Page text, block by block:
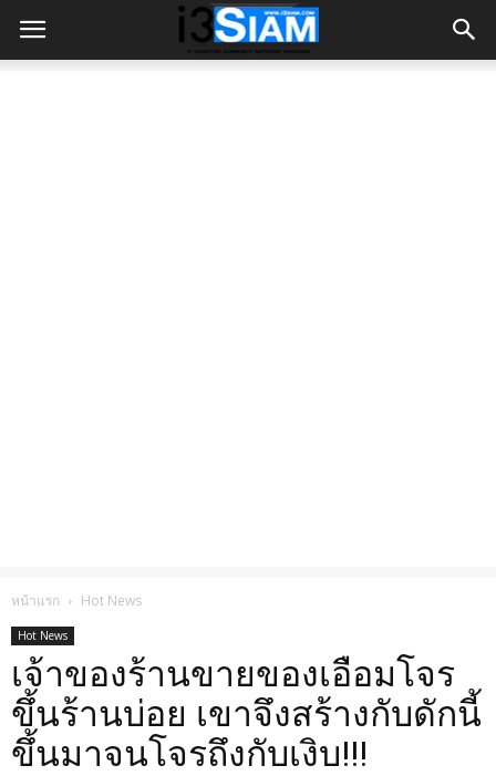
หน้าแรก Hot News
Hot News
เจ้าของร้านขายของเอือมโจร
ขึ้นร้านบ่อย เขาจึงสร้างกับดักนี้
ขึ้นมาจนโจรถึงกับเงิบ!!!